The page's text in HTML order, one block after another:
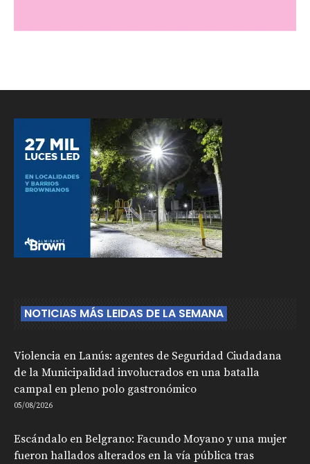
NOTICIAS MÁS LEIDAS DE LA SEMANA
Violencia en Lanús: agentes de Seguridad Ciudadana
de la Municipalidad involucrados en una batalla
campal en pleno polo gastronómico
05/08/2026
Escándalo en Belgrano: Facundo Moyano y una mujer
fueron hallados alterados en la vía pública tras